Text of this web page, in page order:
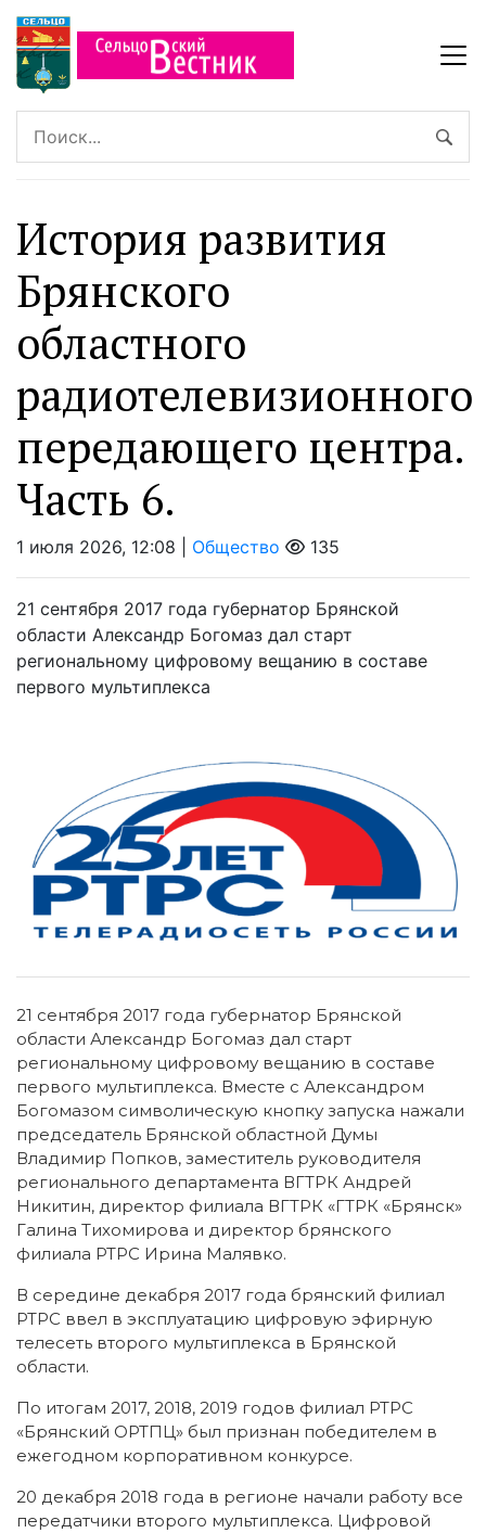
История развития
Брянского
областного
радиотелевизионного
передающего центра.
Часть 6.
1 июля 2026, 12:08 | Общество 135
21 сентября 2017 года губернатор Брянской
области Александр Богомаз дал старт
региональному цифровому вещанию в составе
первого мультиплекса
21 сентября 2017 года губернатор Брянской
области Александр Богомаз дал старт
региональному цифровому вещанию в составе
первого мультиплекса. Вместе с Александром
Богомазом символическую кнопку запуска нажали
председатель Брянской областной Думы
Владимир Попков, заместитель руководителя
регионального департамента ВГТРК Андрей
Никитин, директор филиала ВГТРК «ГТРК «Брянск»
Галина Тихомирова и директор брянского
филиала РТРС Ирина Малявко.
В середине декабря 2017 года брянский филиал
РТРС ввел в эксплуатацию цифровую эфирную
телесеть второго мультиплекса в Брянской
области.
По итогам 2017, 2018, 2019 годов филиал РТРС
«Брянский ОРТПЦ» был признан победителем в
ежегодном корпоративном конкурсе.
20 декабря 2018 года в регионе начали работу все
передатчики второго мультиплекса. Цифровой